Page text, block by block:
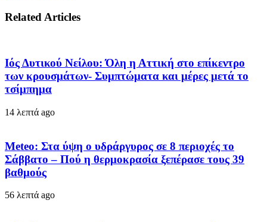
Related Articles
Ιός Δυτικού Νείλου: Όλη η Αττική στο επίκεντρο
των κρουσμάτων- Συμπτώματα και μέρες μετά το
τσίμπημα
14 λεπτά ago
Meteo: Στα ύψη ο υδράργυρος σε 8 περιοχές το
Σάββατο – Πού η θερμοκρασία ξεπέρασε τους 39
βαθμούς
56 λεπτά ago